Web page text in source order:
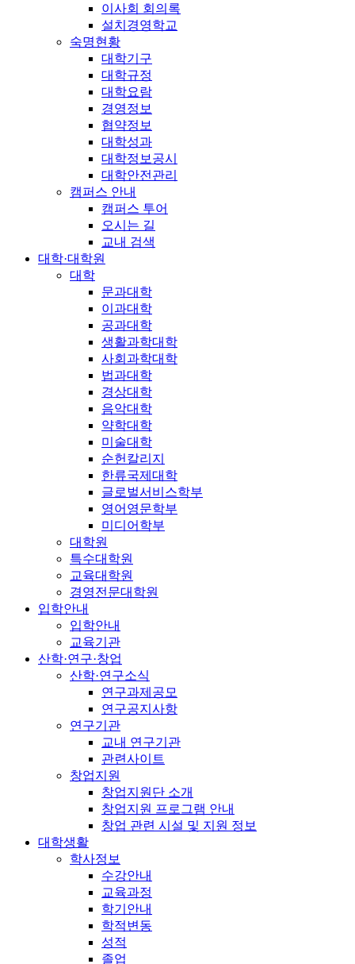
이사회 회의록
설치경영학교
숙명현황
대학기구
대학규정
대학요람
경영정보
협약정보
대학성과
대학정보공시
대학안전관리
캠퍼스 안내
캠퍼스 투어
오시는 길
교내 검색
대학·대학원
대학
문과대학
이과대학
공과대학
생활과학대학
사회과학대학
법과대학
경상대학
음악대학
약학대학
미술대학
순헌칼리지
한류국제대학
글로벌서비스학부
영어영문학부
미디어학부
대학원
특수대학원
교육대학원
경영전문대학원
입학안내
입학안내
교육기관
산학·연구·창업
산학·연구소식
연구과제공모
연구공지사항
연구기관
교내 연구기관
관련사이트
창업지원
창업지원단 소개
창업지원 프로그램 안내
창업 관련 시설 및 지원 정보
대학생활
학사정보
수강안내
교육과정
학기안내
학적변동
성적
졸업